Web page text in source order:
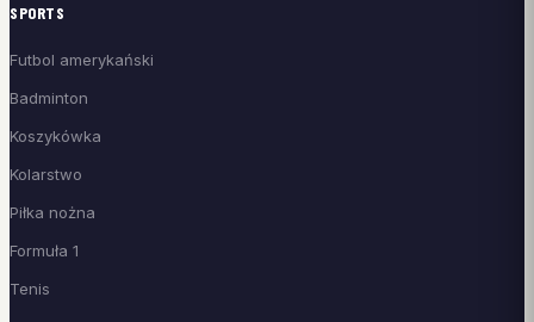
SPORTS
Futbol amerykański
Badminton
Koszykówka
Kolarstwo
Piłka nożna
Formuła 1
Tenis